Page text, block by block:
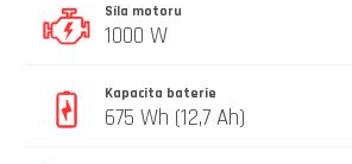
Síla motoru
1000 W
Kapacita baterie
675 Wh (12,7 Ah)